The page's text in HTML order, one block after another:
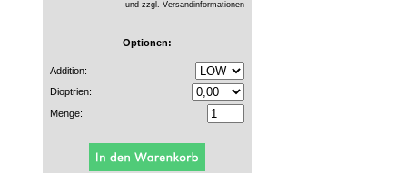
und zzgl. Versandinformationen
Optionen:
Addition:
Dioptrien:
Menge: